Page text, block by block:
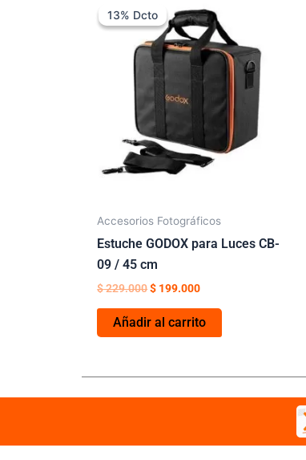
13% Dcto
13% Dcto
Accesorios Fotográficos
Estuche GODOX para Luces CB-
09 / 45 cm
$229.000
precio
original
era:
$ 229.000.
$ 199.000
precio
actual
es:
$ 199.000.
Añadir al carrito